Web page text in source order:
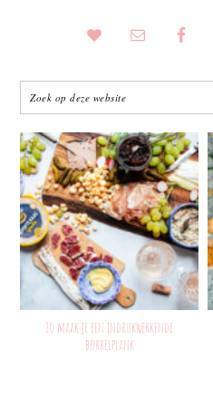
Zo maak je een indrukwekkende
borrelplank